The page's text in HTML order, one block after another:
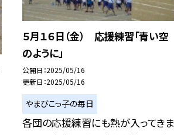
５月１６日（金） 応援練習「青い空
のように」
公開日 2025/05/16
更新日 2025/05/16
やまびこっ子の毎日
各団の応援練習にも熱が入ってきま